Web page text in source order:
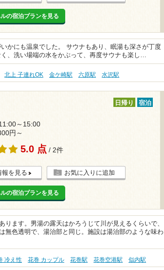
の宿泊プランを見る
かにも温泉でした。 サウナもあり、眠湯も深さが丁度
、洗い場端の水をかぶって、再度サウナも楽し…
北上 子連れOK 金ケ崎駅 六原駅 水沢駅
日帰り 宿泊
～15:00
円～
5.0 点 / 2件
報を見る お気に入りに追加
の宿泊プランを見る
ります。男湯の露天はかろうじて川が見えるくらいで、
無色透明で、湯治部と同じ。施設は湯治部のような味わ
冷え性 花巻 カップル 花巻駅 花巻空港駅 似内駅